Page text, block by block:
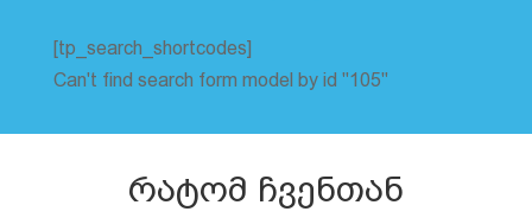
[tp_search_shortcodes]
Can't find search form model by id "105"
რატომ ჩვენთან